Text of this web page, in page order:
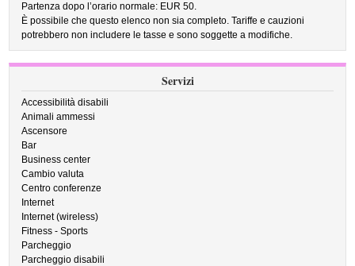
Partenza dopo l’orario normale: EUR 50.
È possibile che questo elenco non sia completo. Tariffe e cauzioni
potrebbero non includere le tasse e sono soggette a modifiche.
Servizi
Accessibilità disabili
Animali ammessi
Ascensore
Bar
Business center
Cambio valuta
Centro conferenze
Internet
Internet (wireless)
Fitness - Sports
Parcheggio
Parcheggio disabili